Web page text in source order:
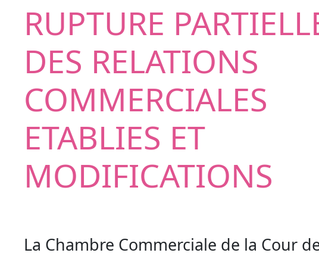
RUPTURE
DES RELATIONS
COMMERCIALES
ETABLIES ET
MODIFICATIONS
La Chambre Commerciale de la Cour